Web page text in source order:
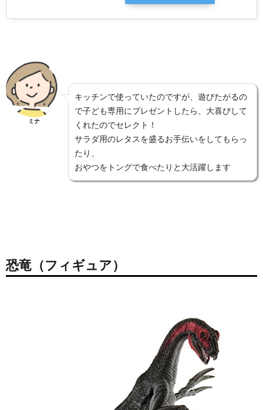
ミナ
キッチンで使っていたのですが、遊びたがるの
で子ども専用にプレゼントしたら、大喜びして
くれたのでセレクト！
サラダ用のレタスを盛るお手伝いをしてもらっ
たり、
おやつをトングで食べたりと大活躍します
恐竜（フィギュア）